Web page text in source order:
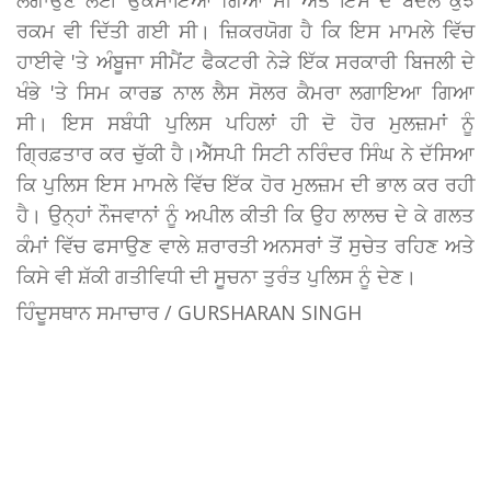
ਰਕਮ ਵੀ ਦਿੱਤੀ ਗਈ ਸੀ। ਜ਼ਿਕਰਯੋਗ ਹੈ ਕਿ ਇਸ ਮਾਮਲੇ ਵਿੱਚ
ਹਾਈਵੇ 'ਤੇ ਅੰਬੂਜਾ ਸੀਮੈਂਟ ਫੈਕਟਰੀ ਨੇੜੇ ਇੱਕ ਸਰਕਾਰੀ ਬਿਜਲੀ ਦੇ
ਖੰਭੇ 'ਤੇ ਸਿਮ ਕਾਰਡ ਨਾਲ ਲੈਸ ਸੋਲਰ ਕੈਮਰਾ ਲਗਾਇਆ ਗਿਆ
ਸੀ। ਇਸ ਸਬੰਧੀ ਪੁਲਿਸ ਪਹਿਲਾਂ ਹੀ ਦੋ ਹੋਰ ਮੁਲਜ਼ਮਾਂ ਨੂੰ
ਗ੍ਰਿਫ਼ਤਾਰ ਕਰ ਚੁੱਕੀ ਹੈ।ਐੱਸਪੀ ਸਿਟੀ ਨਰਿੰਦਰ ਸਿੰਘ ਨੇ ਦੱਸਿਆ
ਕਿ ਪੁਲਿਸ ਇਸ ਮਾਮਲੇ ਵਿੱਚ ਇੱਕ ਹੋਰ ਮੁਲਜ਼ਮ ਦੀ ਭਾਲ ਕਰ ਰਹੀ
ਹੈ। ਉਨ੍ਹਾਂ ਨੌਜਵਾਨਾਂ ਨੂੰ ਅਪੀਲ ਕੀਤੀ ਕਿ ਉਹ ਲਾਲਚ ਦੇ ਕੇ ਗਲਤ
ਕੰਮਾਂ ਵਿੱਚ ਫਸਾਉਣ ਵਾਲੇ ਸ਼ਰਾਰਤੀ ਅਨਸਰਾਂ ਤੋਂ ਸੁਚੇਤ ਰਹਿਣ ਅਤੇ
ਕਿਸੇ ਵੀ ਸ਼ੱਕੀ ਗਤੀਵਿਧੀ ਦੀ ਸੂਚਨਾ ਤੁਰੰਤ ਪੁਲਿਸ ਨੂੰ ਦੇਣ।
ਹਿੰਦੂਸਥਾਨ ਸਮਾਚਾਰ / GURSHARAN SINGH